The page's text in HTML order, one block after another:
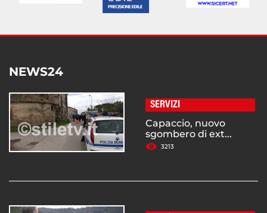
NEWS24
SERVIZI
Capaccio, nuovo
sgombero di ext...
3213